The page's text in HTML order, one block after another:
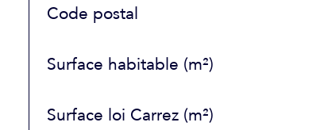
TRAD_SIROCCO_Caracteristique
Code postal
Surface habitable (m²)
Surface loi Carrez (m²)